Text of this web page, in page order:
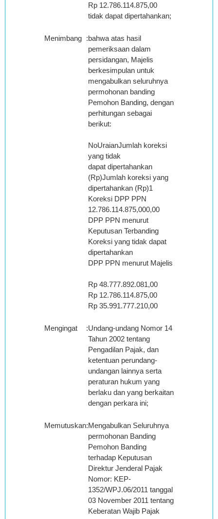
Rp 12.786.114.875,00
tidak dapat dipertahankan;
Menimbang :bahwa atas hasil
pemeriksaan dalam
persidangan, Majelis
berkesimpulan untuk
mengabulkan seluruhnya
permohonan banding
Pemohon Banding, dengan
perhitungan sebagai
berikut:
NoUraianJumlah koreksi
yang tidak
dapat dipertahankan
(Rp)Jumlah koreksi yang
dipertahankan (Rp)1
Koreksi DPP PPN
12.786.114.875,000,00
DPP PPN menurut
Keputusan Terbanding
Koreksi yang tidak dapat
dipertahankan
DPP PPN menurut Majelis
Rp 48.777.892.081,00
Rp 12.786.114.875,00
Rp 35.991.777.210,00
Mengingat :Undang-undang Nomor 14
Tahun 2002 tentang
Pengadilan Pajak, dan
ketentuan perundang-
undangan lainnya serta
peraturan hukum yang
berlaku dan yang berkaitan
dengan perkara ini;
Memutuskan:Mengabulkan Seluruhnya
permohonan Banding
Pemohon Banding
terhadap Keputusan
Direktur Jenderal Pajak
Nomor: KEP-
1352/WPJ.06/2011 tanggal
03 November 2011 tentang
Keberatan Wajib Pajak